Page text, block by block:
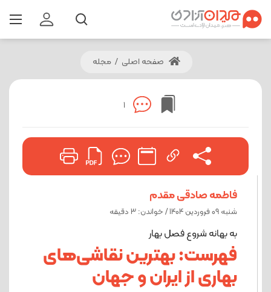
صفحه اصلی / مجله
1
فاطمه صادقی مقدم
شنبه 09 فروردین 1404 / خواندن: 3 دقیقه
به بهانه شروع فصل بهار
فهرست: بهترین نقاشی‌های
بهاری از ایران و جهان